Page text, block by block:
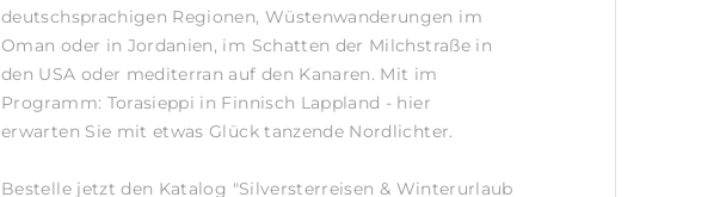
deutschsprachigen Regionen, Wüstenwanderungen im
Oman oder in Jordanien, im Schatten der Milchstraße in
den USA oder mediterran auf den Kanaren. Mit im
Programm: Torasieppi in Finnisch Lappland - hier
erwarten Sie mit etwas Glück tanzende Nordlichter.
Bestelle jetzt den Katalog "Silversterreisen & Winterurlaub